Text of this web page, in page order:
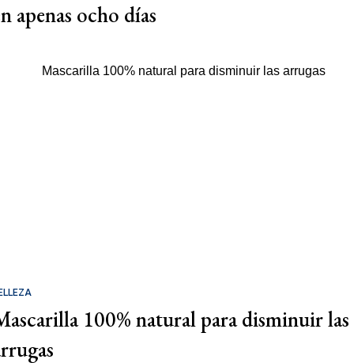
apenas ocho días
100% natural para disminuir las